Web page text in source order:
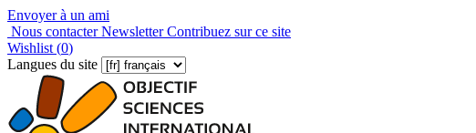
Envoyer à un ami
Nous contacterNewsletterContribuez sur ce site
Wishlist (0)
Langues du site